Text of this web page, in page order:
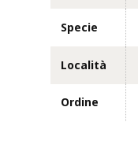
Specie
Località
Ordine